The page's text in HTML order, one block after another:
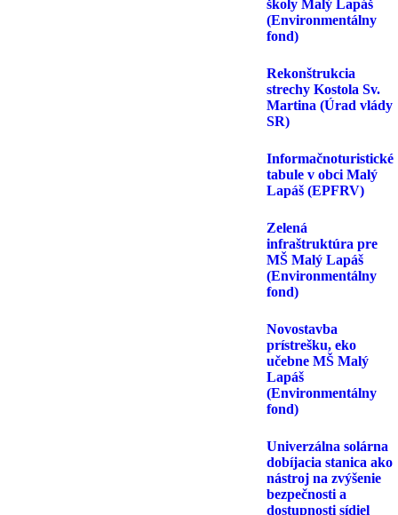
školy Malý Lapáš
(Environmentálny
fond)
Rekonštrukcia
strechy Kostola Sv.
Martina (Úrad vlády
SR)
Informačnoturistické
tabule v obci Malý
Lapáš (EPFRV)
Zelená
infraštruktúra pre
MŠ Malý Lapáš
(Environmentálny
fond)
Novostavba
prístrešku, eko
učebne MŠ Malý
Lapáš
(Environmentálny
fond)
Univerzálna solárna
dobíjacia stanica ako
nástroj na zvýšenie
bezpečnosti a
dostupnosti sídiel